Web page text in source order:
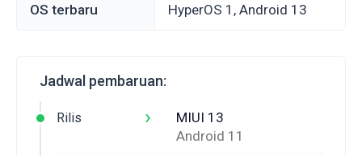
OS terbaru HyperOS 1, Android 13
Jadwal pembaruan:
Rilis ›
MIUI 13
Android 11